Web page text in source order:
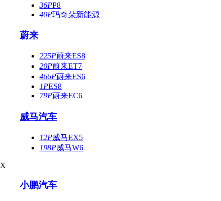
36PP8
40P玛奇朵新能源
蔚来
225P蔚来ES8
20P蔚来ET7
466P蔚来ES6
1PES8
79P蔚来EC6
威马汽车
12P威马EX5
198P威马W6
X
小鹏汽车